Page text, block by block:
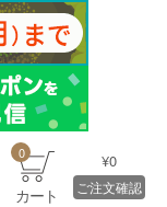
0
カート
¥0
ご注文確認